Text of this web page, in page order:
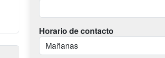
Horario de contacto